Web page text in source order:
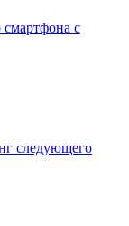
с
следующего